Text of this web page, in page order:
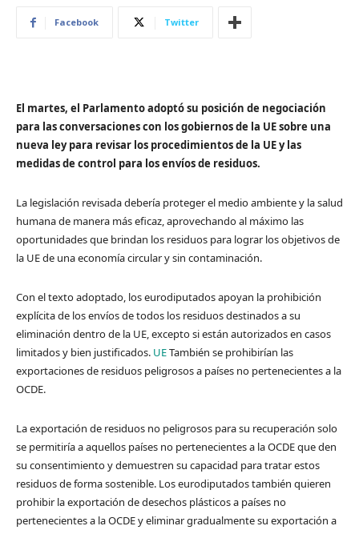
Facebook Twitter
El martes, el Parlamento adoptó su posición de negociación
para las conversaciones con los gobiernos de la UE sobre una
nueva ley para revisar los procedimientos de la UE y las
medidas de control para los envíos de residuos.
La legislación revisada debería proteger el medio ambiente y la salud
humana de manera más eficaz, aprovechando al máximo las
oportunidades que brindan los residuos para lograr los objetivos de
la UE de una economía circular y sin contaminación.
Con el texto adoptado, los eurodiputados apoyan la prohibición
explícita de los envíos de todos los residuos destinados a su
eliminación dentro de la UE, excepto si están autorizados en casos
limitados y bien justificados. UETambién se prohibirían las
exportaciones de residuos peligrosos a países no pertenecientes a la
OCDE.
La exportación de residuos no peligrosos para su recuperación solo
se permitiría a aquellos países no pertenecientes a la OCDE que den
su consentimiento y demuestren su capacidad para tratar estos
residuos de forma sostenible. Los eurodiputados también quieren
prohibir la exportación de desechos plásticos a países no
pertenecientes a la OCDE y eliminar gradualmente su exportación a